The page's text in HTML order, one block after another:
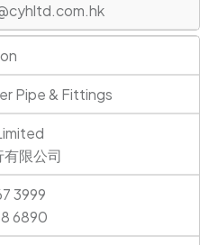
Pipe & Fittings
限公司
3999
6890